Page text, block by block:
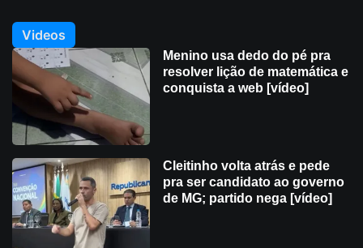
Videos
Menino usa dedo do pé pra
resolver lição de matemática e
conquista a web [vídeo]
Cleitinho volta atrás e pede
pra ser candidato ao governo
de MG; partido nega [vídeo]